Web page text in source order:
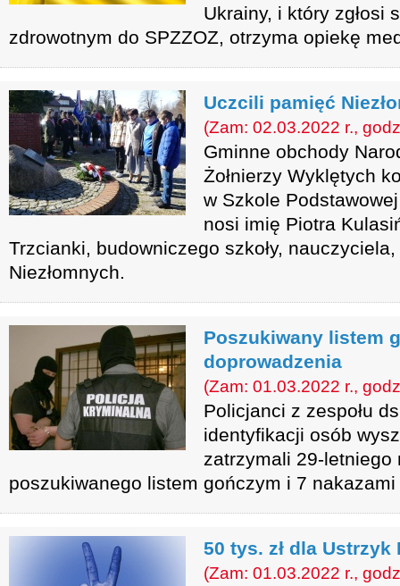
Ukrainy, i który zgłosi
zdrowotnym do SPZZOZ, otrzyma opiekę
Uczcili pamięć
(Zam: 02.03.2022 r.,
Gminne obchody
Żołnierzy Wyklętych
w Szkole
nosi imię Piotra
Trzcianki, budowniczego szkoły,
Niezłomnych.
Poszukiwany listem
doprowadzenia
(Zam: 01.03.2022 r.,
Policjanci z zespołu
identyfikacji osób
zatrzymali 29-letniego
poszukiwanego listem gończym i 7
50 tys. zł dla Ustrzyk
(Zam: 01.03.2022 r.,